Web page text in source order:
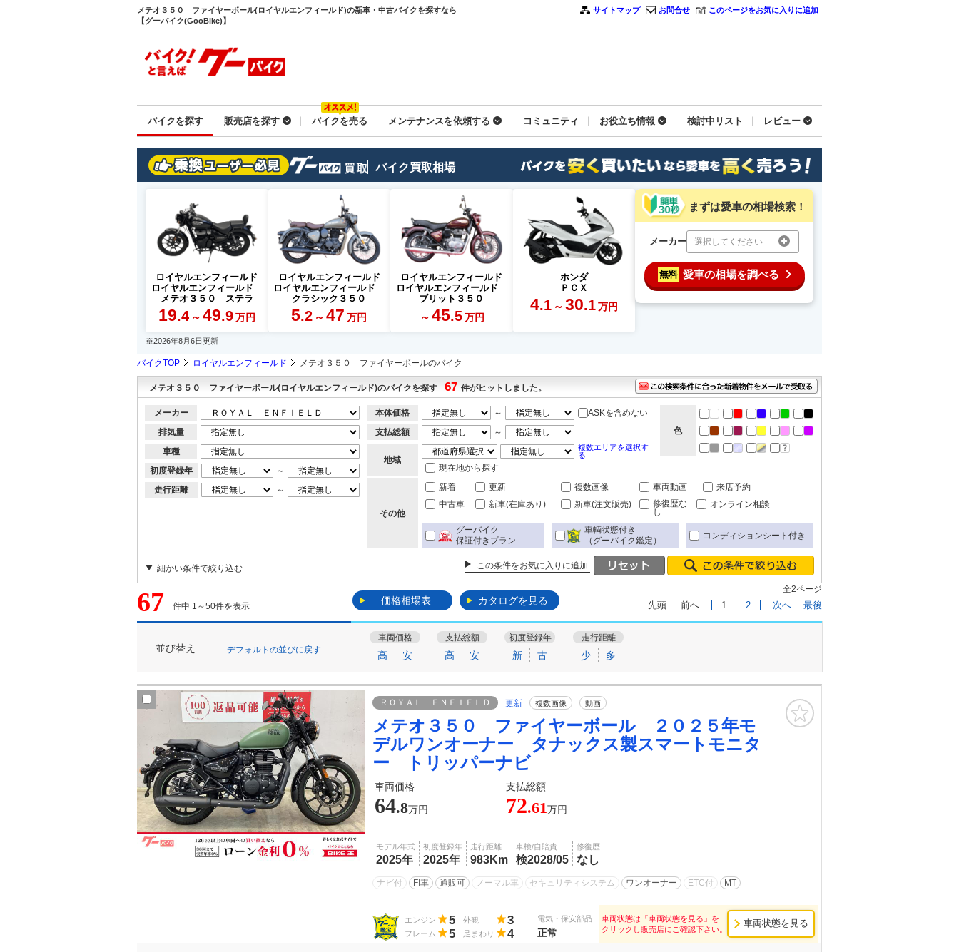
メテオ３５０ ファイヤーボール(ロイヤルエンフィールド)の新車・中古バイクを探すなら
【グーバイク(GooBike)】
サイトマップ お問合せ このページをお気に入りに追加
バイクを探す 販売店を探す バイクを売る メンテナンスを依頼する コミュニティ お役立ち情報 検討中リスト レビュー
バイク買取相場
ロイヤルエンフィールド
ロイヤルエンフィールド
メテオ３５０ ステラ
19.4 ～ 49.9 万円
ロイヤルエンフィールド
ロイヤルエンフィールド
クラシック３５０
5.2 ～ 47 万円
ロイヤルエンフィールド
ロイヤルエンフィールド
ブリット３５０
～ 45.5 万円
ホンダ
ＰＣＸ
4.1 ～ 30.1 万円
まずは愛車の相場検索！
メーカー 選択してください
無料 愛車の相場を調べる
※2026年8月6日更新
バイクTOP ロイヤルエンフィールド メテオ３５０ ファイヤーボールのバイク
メテオ３５０ ファイヤーボール(ロイヤルエンフィールド)のバイクを探す 67 件がヒットしました。
メーカー
排気量
車種
初度登録年
～
走行距離
～
本体価格 ～
ASKを含めない
支払総額
～
地域
複数エリアを選択す
る
現在地から探す
色
その他
新着 更新 複数画像 車両動画
来店予約
中古車
新車(在庫あり) 新車(注文販売)
修復歴な
し
オンライン相談
グーバイク
保証付きプラン
車輌状態付き
（グーバイク鑑定）
コンディションシート付き
細かい条件で絞り込む この条件をお気に入りに追加
67 件中 1～50件を表示 価格相場表 カタログを見る
全2ページ
先頭 前へ 1 2 次へ 最後
並び替え デフォルトの並びに戻す
車両価格
高 安
支払総額
高 安
初度登録年
新 古
走行距離
少 多
ＲＯＹＡＬ ＥＮＦＩＥＬＤ 更新 複数画像 動画
メテオ３５０ ファイヤーボール ２０２５年モ
デルワンオーナー タナックス製スマートモニタ
ー トリッパーナビ
車両価格 支払総額
64.8万円 72.61万円
モデル年式
2025年
初度登録年
2025年
走行距離
983Km
車検/自賠責
検2028/05
修復歴
なし
ナビ付 FI車 通販可 ノーマル車 セキュリティシステム ワンオーナー ETC付 MT
エンジン 5 外観 3
フレーム 5 足まわり 4
電気・保安部品
正常
車両状態は「車両状態を見る」を
クリックし販売店にご確認下さい。
車両状態を見る